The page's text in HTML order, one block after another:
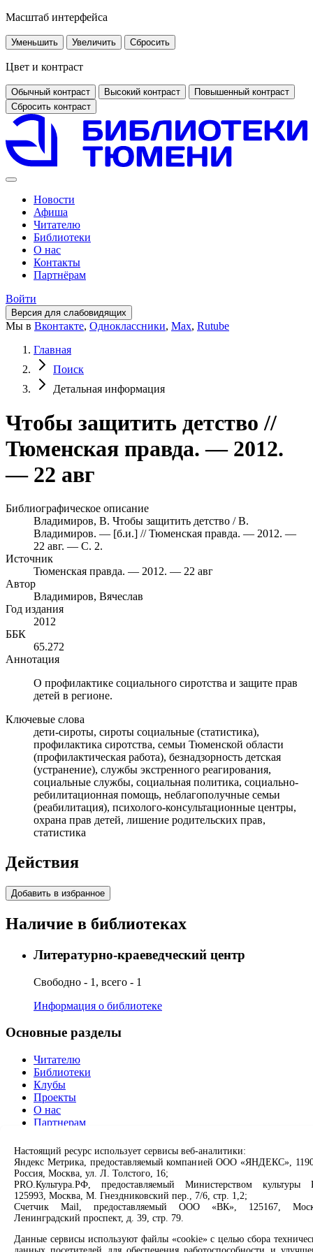
Масштаб интерфейса
Уменьшить Увеличить Сбросить
Цвет и контраст
Обычный контраст Высокий контраст
Повышенный контраст
Сбросить контраст
Новости
Афиша
Читателю
Библиотеки
О нас
Контакты
Партнёрам
Войти
Версия для слабовидящих
Мы в Вконтакте, Одноклассники, Max, Rutube
Главная
Поиск
Детальная информация
Чтобы защитить детство //
Тюменская правда. — 2012.
— 22 авг
Библиографическое описание
Владимиров, В. Чтобы защитить детство / В.
Владимиров. — [б.и.] // Тюменская правда. — 2012. —
22 авг. — С. 2.
Источник
Тюменская правда. — 2012. — 22 авг
Автор
Владимиров, Вячеслав
Год издания
2012
ББК
65.272
Аннотация
О профилактике социального сиротства и защите прав
детей в регионе.
Ключевые слова
дети-сироты, сироты социальные (статистика),
профилактика сиротства, семьи Тюменской области
(профилактическая работа), безнадзорность детская
(устранение), службы экстренного реагирования,
социальные службы, социальная политика, социально-
ребилитационная помощь, неблагополучные семьи
(реабилитация), психолого-консультационные центры,
охрана прав детей, лишение родительских прав,
статистика
Действия
Добавить в избранное
Наличие в библиотеках
Литературно-краеведческий центр
Свободно - 1, всего - 1
Информация о библиотеке
Основные разделы
Читателю
Библиотеки
Клубы
Проекты
О нас
Партнерам
Сервисы
Продлить книгу
Спроси библиотекаря
Спроси краеведа
Оцените качество услуг
Направить обращение директору
Настоящий ресурс использует сервисы веб-аналитики:
Яндекс Метрика, предоставляемый компанией ООО «ЯНДЕКС»,
Россия, Москва, ул. Л. Толстого, 16;
PRO.Культура.РФ, предоставляемый Министерством культуры
125993, Москва, М. Гнездниковский пер., 7/6, стр. 1,2;
Счетчик Mail, предоставляемый ООО «ВК», 125167,
Ленинградский проспект, д. 39, стр. 79.
Данные сервисы используют файлы «cookie» с целью сбора